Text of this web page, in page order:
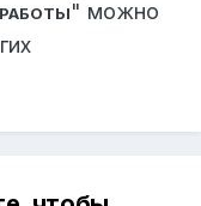
" можно